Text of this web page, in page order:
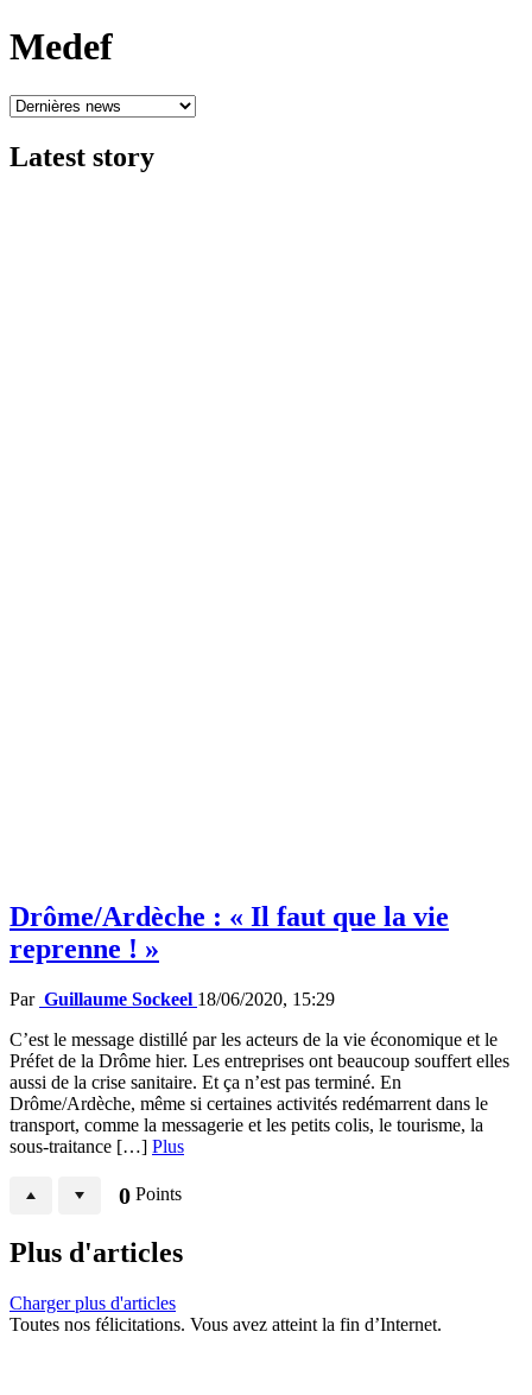
Medef
Latest story
Drôme/Ardèche : « Il faut que la vie
reprenne ! »
Par Guillaume Sockeel 18/06/2020, 15:29
C’est le message distillé par les acteurs de la vie économique et le
Préfet de la Drôme hier. Les entreprises ont beaucoup souffert elles
aussi de la crise sanitaire. Et ça n’est pas terminé. En
Drôme/Ardèche, même si certaines activités redémarrent dans le
transport, comme la messagerie et les petits colis, le tourisme, la
sous-traitance […] Plus
0 Points
Plus d'articles
Charger plus d'articles
Toutes nos félicitations. Vous avez atteint la fin d’Internet.